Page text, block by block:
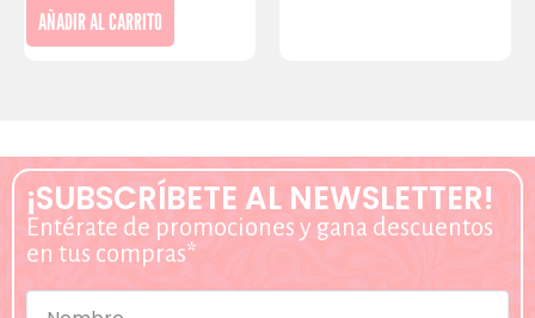
AÑADIR AL CARRITO
¡SUBSCRÍBETE AL NEWSLETTER!
Entérate de promociones y gana descuentos
en tus compras*